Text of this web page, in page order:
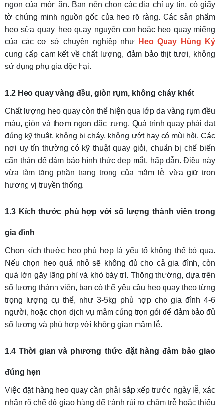
ngon của món ăn. Bạn nên chọn các địa chỉ uy tín, có giấy
tờ chứng minh nguồn gốc của heo rõ ràng. Các sản phẩm
heo sữa quay, heo quay nguyên con hoặc heo quay miếng
của các cơ sở chuyên nghiệp như
Heo Quay Hùng Ký
cung cấp cam kết về chất lượng, đảm bảo thịt tươi, không
sử dụng phụ gia độc hại.
1.2 Heo quay vàng đều, giòn rụm, không cháy khét
Chất lượng heo quay còn thể hiện qua lớp da vàng rụm đều
màu, giòn và thơm ngon đặc trưng. Quá trình quay phải đạt
đúng kỹ thuật, không bị cháy, không ướt hay có mùi hôi. Các
nơi uy tín thường có kỹ thuật quay giỏi, chuẩn bị chế biến
cẩn thận để đảm bảo hình thức đẹp mắt, hấp dẫn. Điều này
vừa làm tăng phần trang trọng của mâm lễ, vừa giữ trọn
hương vị truyền thống.
1.3 Kích thước phù hợp với số lượng thành viên trong
gia đình
Chọn kích thước heo phù hợp là yếu tố không thể bỏ qua.
Nếu chọn heo quá nhỏ sẽ không đủ cho cả gia đình, còn
quá lớn gây lãng phí và khó bày trí. Thông thường, dựa trên
số lượng thành viên, bạn có thể yêu cầu heo quay theo từng
trọng lượng cụ thể, như 3-5kg phù hợp cho gia đình 4-6
người, hoặc chọn dịch vụ mâm cúng trọn gói để đảm bảo đủ
số lượng và phù hợp với không gian mâm lễ.
1.4 Thời gian và phương thức đặt hàng đảm bảo giao
đúng hẹn
Việc đặt hàng heo quay cần phải sắp xếp trước ngày lễ, xác
nhận rõ chế độ giao hàng để tránh rủi ro chậm trễ hoặc thiếu